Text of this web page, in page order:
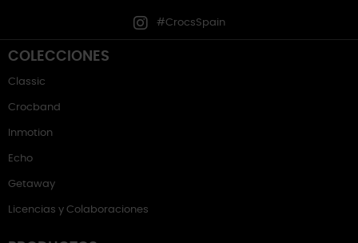
#CrocsSpain
COLECCIONES
Classic
Crocband
Inmotion
Echo
Getaway
Licencias y Colaboraciones